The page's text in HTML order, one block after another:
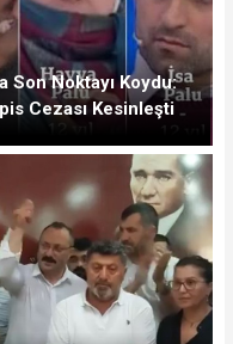
Son Noktayı Koydu:
Cezası Kesinleşti